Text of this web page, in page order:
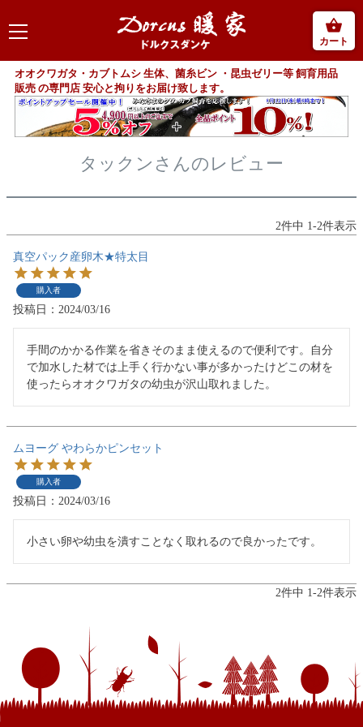
カート
オオクワガタ・カブトムシ 生体、菌糸ビン ・昆虫ゼリー等 飼育用品
販売 の専門店 安心と拘りをお届け致します。
タックンさんのレビュー
2件中 1 -2件表示
真空パック産卵木★特太目
購入者
投稿日 2024/03/16
手間のかかる作業を省きそのまま使えるので便利です。自分
で加水した材では上手く行かない事が多かったけどこの材を
使ったらオオクワガタの幼虫が沢山取れました。
ムヨーグ やわらかピンセット
購入者
投稿日 2024/03/16
小さい卵や幼虫を潰すことなく取れるので良かったです。
2件中 1 -2件表示